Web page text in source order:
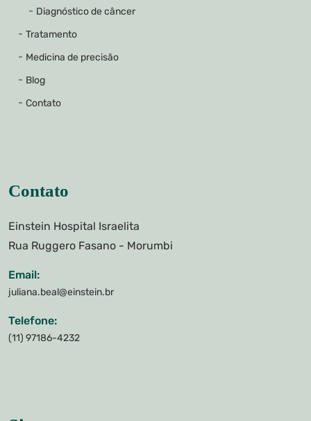
Diagnóstico de câncer
Tratamento
Medicina de precisão
Blog
Contato
Contato
Einstein Hospital Israelita
Rua Ruggero Fasano - Morumbi
Email:
juliana.beal@einstein.br
Telefone:
(11) 97186-4232